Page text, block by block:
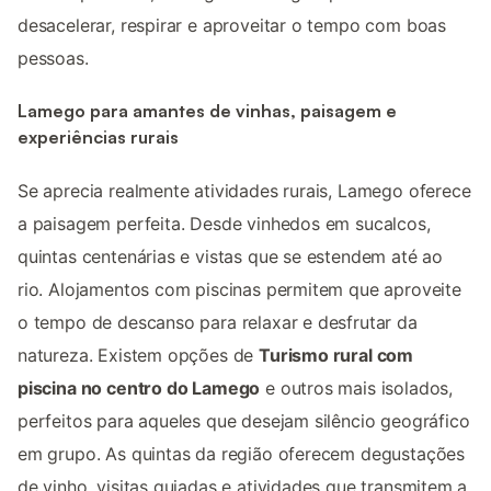
desacelerar, respirar e aproveitar o tempo com boas
pessoas.
Lamego para amantes de vinhas, paisagem e
experiências rurais
Se aprecia realmente atividades rurais, Lamego oferece
a paisagem perfeita. Desde vinhedos em sucalcos,
quintas centenárias e vistas que se estendem até ao
rio. Alojamentos com piscinas permitem que aproveite
o tempo de descanso para relaxar e desfrutar da
natureza. Existem opções deTurismo rural com
piscina no centro do Lamego e outros mais isolados,
perfeitos para aqueles que desejam silêncio geográfico
em grupo. As quintas da região oferecem degustações
de vinho, visitas guiadas e atividades que transmitem a